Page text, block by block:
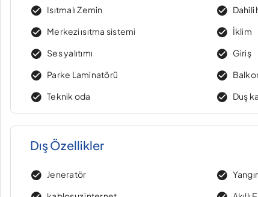
Isıtmalı Zemin Dahili
Merkezi ısıtma sistemi
İklim
Ses yalıtımı
Giriş
Parke Laminatörü
Teknik oda
Duş
Dış Özellikler
Jeneratör